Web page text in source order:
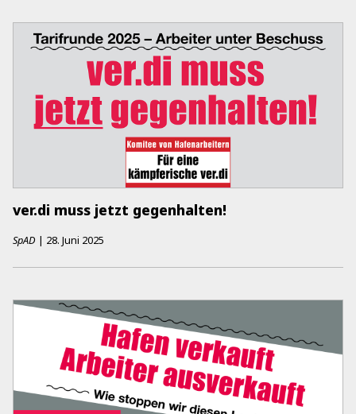
ver.di muss jetzt gegenhalten!
SpAD | 28. Juni 2025